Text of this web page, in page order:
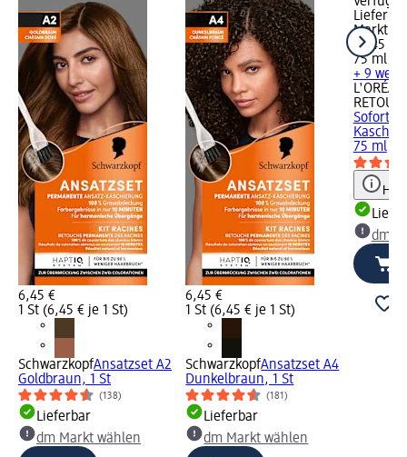
6,45 €
1 St (6,45 € je 1 St)
SchwarzkopfAnsatzset A2
Goldbraun, 1 St
(138)
Lieferbar
dm Markt wählen
6,45 €
1 St (6,45 € je 1 St)
SchwarzkopfAnsatzset A4
Dunkelbraun, 1 St
(181)
Lieferbar
dm Markt wählen
Markt
10,45 €
75 ml
+ 9
Sofort
75 ml
dm